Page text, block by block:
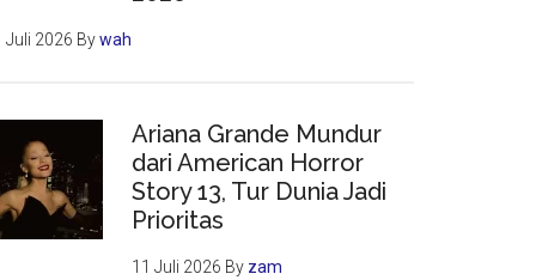
Juli 2026 Bywah
Ariana Grande Mundur
dari American Horror
Story 13, Tur Dunia Jadi
Prioritas
11 Juli 2026 By zam